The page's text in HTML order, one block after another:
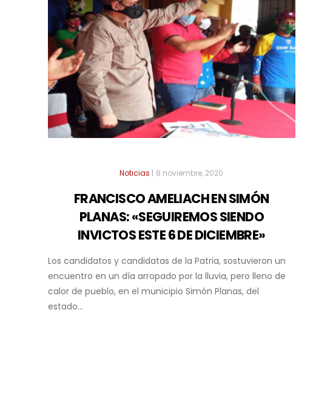
Noticias | 8 noviembre, 2020
FRANCISCO AMELIACH EN SIMÓN
PLANAS: «SEGUIREMOS SIENDO
INVICTOS ESTE 6 DE DICIEMBRE»
Los candidatos y candidatas de la Patria, sostuvieron un
encuentro en un día arropado por la lluvia, pero lleno de
calor de pueblo, en el municipio Simón Planas, del
estado...